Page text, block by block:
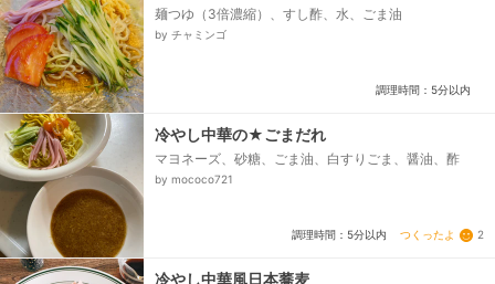
麺つゆ（3倍濃縮）、すし酢、水、ごま油
by チャミンゴ
調理時間：5分以内
冷やし中華の★ごまだれ
マヨネーズ、砂糖、ごま油、白すりごま、醤油、酢
by mococo721
調理時間：5分以内 つくったよ 2
冷やし中華風日本蕎麦